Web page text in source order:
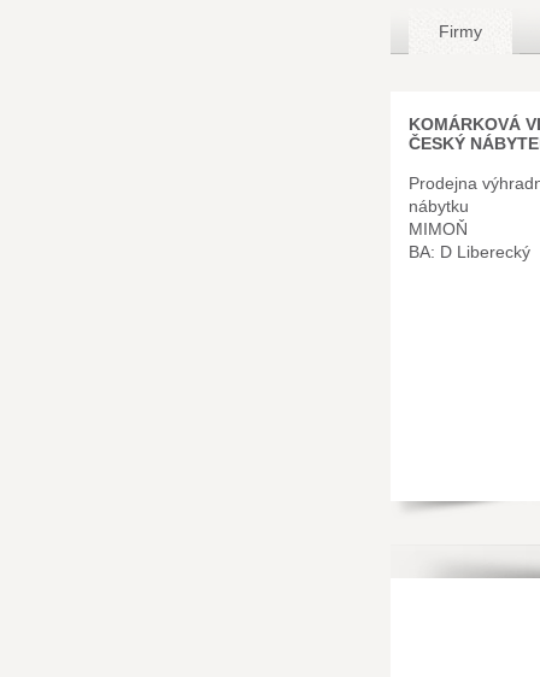
Firmy
KOMÁRKOVÁ
ČESKÝ
Prodejna
nábytku
MIMOŇ
BA: D Liberecký